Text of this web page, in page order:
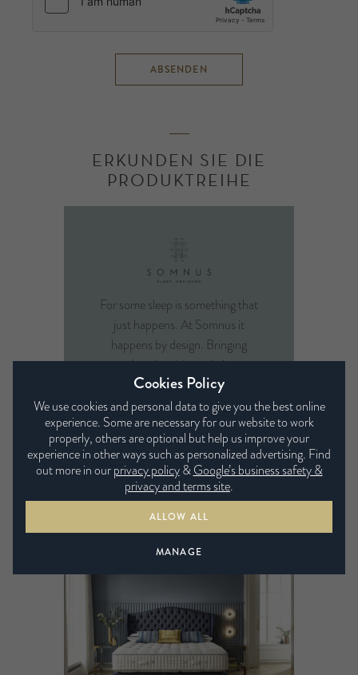
ABSENDEN
ERKUNDEN SIE DIE
PRODUKTREIHE
For some sleep is something that
just happens. At Somnus it
happens by design. Bringing
together the ultimate in luxury
and sustainable sleep, featuring
the finest in natural fillings
combined with Sensa Intelligent
springs systems.
PRODUKTREIHE
ANSEHEN
Cookies Policy
We use cookies and personal data to give you the best online
experience. Some are necessary for our website to work
properly, others are optional but help us improve your
experience in other ways such as personalized advertising. Find
out more in ourprivacy policy&Google’s business safety &
privacy and terms site.
ALLOW ALL
MANAGE